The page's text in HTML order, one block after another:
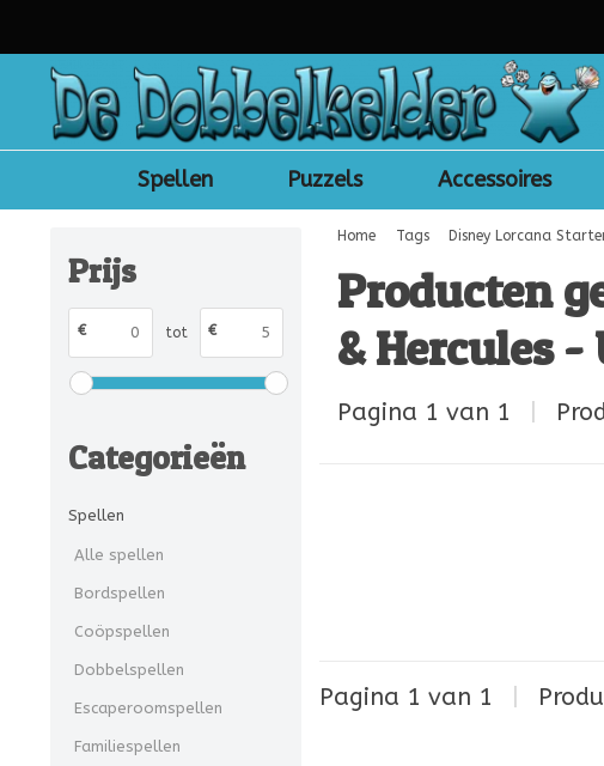
Spellen Puzzels Accessoires
Prijs
€ tot €
Categorieën
Spellen
Alle spellen
Bordspellen
Coöpspellen
Dobbelspellen
Escaperoomspellen
Familiespellen
Home Tags Disney Lorcana
Producten
& Hercules
Pagina 1 van 1
Pagina 1 van 1